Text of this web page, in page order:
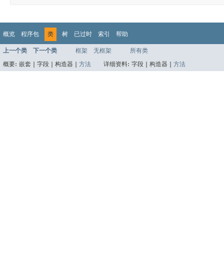
概览 程序包 类 树 已过时 索引 帮助
上一个类 下一个类 框架 无框架
所有类
概要: 嵌套 | 字段 | 构造器 | 方法 详细资料: 字段 | 构造器 | 方法